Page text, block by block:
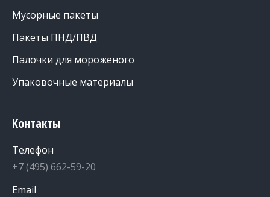
Мусорные пакеты
Пакеты ПНД/ПВД
Палочки для мороженого
Упаковочные материалы
Контакты
Телефон
+7 (495) 662-59-20
Email